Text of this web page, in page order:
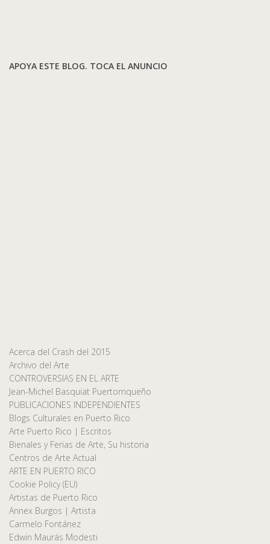
APOYA ESTE BLOG. TOCA EL ANUNCIO
Acerca del Crash del 2015
Archivo del Arte
CONTROVERSIAS EN EL ARTE
Jean-Michel Basquiat Puertorriqueño
PUBLICACIONES INDEPENDIENTES
Blogs Culturales en Puerto Rico
Arte Puerto Rico | Escritos
Bienales y Ferias de Arte, Su historia
Centros de Arte Actual
ARTE EN PUERTO RICO
Cookie Policy (EU)
Artistas de Puerto Rico
Annex Burgos | Artista
Carmelo Fontánez
Edwin Maurás Modesti